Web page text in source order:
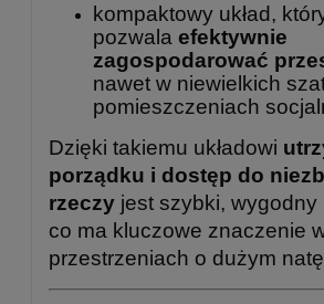
kompaktowy układ,
pozwala efektywnie
zagospodarować
nawet w niewielkich
pomieszczeniach
Dzięki takiemu układowi
porządku i dostęp do
rzeczy jest szybki, wygodny
co ma kluczowe znaczenie
przestrzeniach o dużym